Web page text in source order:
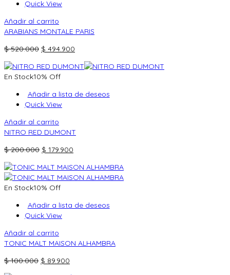
Quick View
Añadir al carrito
ARABIANS MONTALE PARIS
$520.000 El
original
era:
$ 520.000.
$ 494.900
actual
$ 494.900.
En Stock10% Off
Añadir a lista de deseos
Quick View
Añadir al carrito
NITRO RED DUMONT
$200.000 El
original
era:
$ 200.000.
$ 179.900
actual
es:
En Stock10% Off
Añadir a lista de deseos
Quick View
Añadir al carrito
TONIC MALT MAISON ALHAMBRA
$100.000 El
$ 89.900